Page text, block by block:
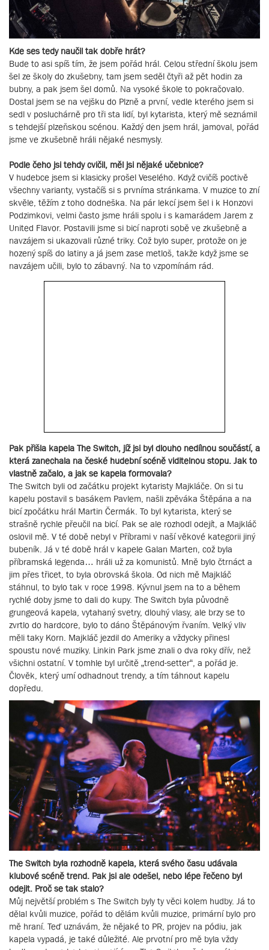
Kde ses tedy naučil tak dobře hrát?
Bude to asi spíš tím, že jsem pořád hrál. Celou střední školu jsem
šel ze školy do zkušebny, tam jsem seděl čtyři až pět hodin za
bubny, a pak jsem šel domů. Na vysoké škole to pokračovalo.
Dostal jsem se na vejšku do Plzně a první, vedle kterého jsem si
sedl v posluchárně pro tři sta lidí, byl kytarista, který mě seznámil
s tehdejší plzeňskou scénou. Každý den jsem hrál, jamoval, pořád
jsme ve zkušebně hráli nějaké nesmysly.
Podle čeho jsi tehdy cvičil, měl jsi nějaké učebnice?
V hudebce jsem si klasicky prošel Veselého. Když cvičíš poctivě
všechny varianty, vystačíš si s prvníma stránkama. V muzice to zní
skvěle, těžím z toho dodneška. Na pár lekcí jsem šel i k Honzovi
Podzimkovi, velmi často jsme hráli spolu i s kamarádem Jarem z
United Flavor. Postavili jsme si bicí naproti sobě ve zkušebně a
navzájem si ukazovali různé triky. Což bylo super, protože on je
hozený spíš do latiny a já jsem zase metloš, takže když jsme se
navzájem učili, bylo to zábavný. Na to vzpomínám rád.
Pak přišla kapela The Switch, jíž jsi byl dlouho nedílnou součástí, a
která zanechala na české hudební scéně viditelnou stopu. Jak to
vlastně začalo, a jak se kapela formovala?
The Switch byli od začátku projekt kytaristy Majkláče. On si tu
kapelu postavil s basákem Pavlem, našli zpěváka Štěpána a na
bicí zpočátku hrál Martin Čermák. To byl kytarista, který se
strašně rychle přeučil na bicí. Pak se ale rozhodl odejít, a Majkláč
oslovil mě. V té době nebyl v Příbrami v naší věkové kategorii jiný
bubeník. Já v té době hrál v kapele Galan Marten, což byla
příbramská legenda… hráli už za komunistů. Mně bylo čtrnáct a
jim přes třicet, to byla obrovská škola. Od nich mě Majkláč
stáhnul, to bylo tak v roce 1998. Kývnul jsem na to a během
rychlé doby jsme to dali do kupy. The Switch byla původně
grungeová kapela, vytahaný svetry, dlouhý vlasy, ale brzy se to
zvrtlo do hardcore, bylo to dáno Štěpánovým řvaním. Velký vliv
měli taky Korn. Majkláč jezdil do Ameriky a vždycky přinesl
spoustu nové muziky. Linkin Park jsme znali o dva roky dřív, než
všichni ostatní. V tomhle byl určitě „trend-setter“, a pořád je.
Člověk, který umí odhadnout trendy, a tím táhnout kapelu
dopředu.
The Switch byla rozhodně kapela, která svého času udávala
klubové scéně trend. Pak jsi ale odešel, nebo lépe řečeno byl
odejit. Proč se tak stalo?
Můj největší problém s The Switch byly ty věci kolem hudby. Já to
dělal kvůli muzice, pořád to dělám kvůli muzice, primární bylo pro
mě hraní. Teď uznávám, že nějaké to PR, projev na pódiu, jak
kapela vypadá, je také důležité. Ale prvotní pro mě byla vždy